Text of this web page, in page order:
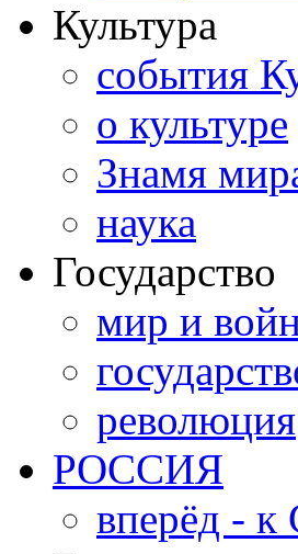
Культура
события
о культуре
Знамя
наука
Государство
мир и
революция
РОССИЯ
вперёд -